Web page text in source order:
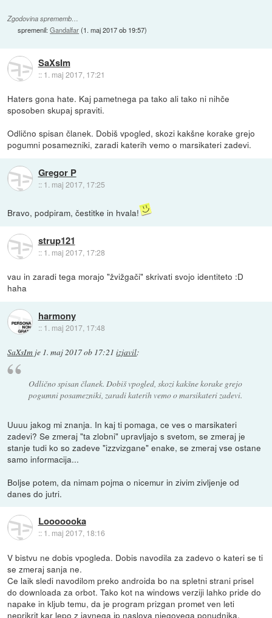
Zgodovina sprememb…
spremenil:Gandalfar(1. maj 2017 ob 19:57)
SaXsIm
:: 1. maj 2017, 17:21
Haters gona hate. Kaj pametnega pa tako ali tako ni nihče
sposoben skupaj spraviti.
Odlično spisan članek. Dobiš vpogled, skozi kakšne korake grejo
pogumni posamezniki, zaradi katerih vemo o marsikateri zadevi.
Gregor P
:: 1. maj 2017, 17:25
Bravo, podpiram, čestitke in hvala!
strup121
:: 1. maj 2017, 17:28
vau in zaradi tega morajo "žvižgači" skrivati svojo identiteto :D
haha
harmony
:: 1. maj 2017, 17:48
SaXsIm je 1. maj 2017 ob 17:21 izjavil:
Odlično spisan članek. Dobiš vpogled, skozi kakšne korake grejo
pogumni posamezniki, zaradi katerih vemo o marsikateri zadevi.
Uuuu jakog mi znanja. In kaj ti pomaga, ce ves o marsikateri
zadevi? Se zmeraj "ta zlobni" upravljajo s svetom, se zmeraj je
stanje tudi ko so zadeve "izzvizgane" enake, se zmeraj vse ostane
samo informacija...
Boljse potem, da nimam pojma o nicemur in zivim zivljenje od
danes do jutri.
Looooooka
:: 1. maj 2017, 18:16
V bistvu ne dobis vpogleda. Dobis navodila za zadevo o kateri se ti
se zmeraj sanja ne.
Ce laik sledi navodilom preko androida bo na spletni strani prisel
do downloada za orbot. Tako kot na windows verziji lahko pride do
napake in kljub temu, da je program prizgan promet ven leti
neprikrit kar lepo z javnega ip naslova njegovega ponudnika.